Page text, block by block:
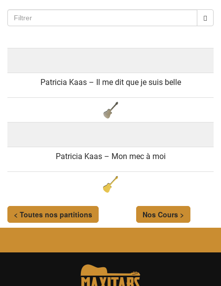
Patricia Kaas – Il me dit que je suis belle
Patricia Kaas – Mon mec à moi
< Toutes nos partitions Nos Cours >